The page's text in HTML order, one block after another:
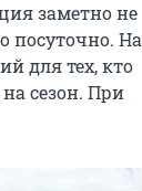
заметно не
посуточно. На
для тех, кто
сезон. При